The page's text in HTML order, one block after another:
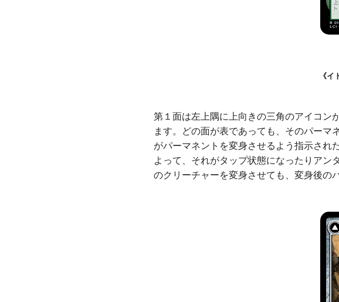
《
第１面は左上隅に上向きの三角のアイコン
ます。どの面が表であっても、そのパー
がパーマネントを変身させるよう指示され
よって、それがタップ状態になったりア
のクリーチャーを変身させても、変身後の